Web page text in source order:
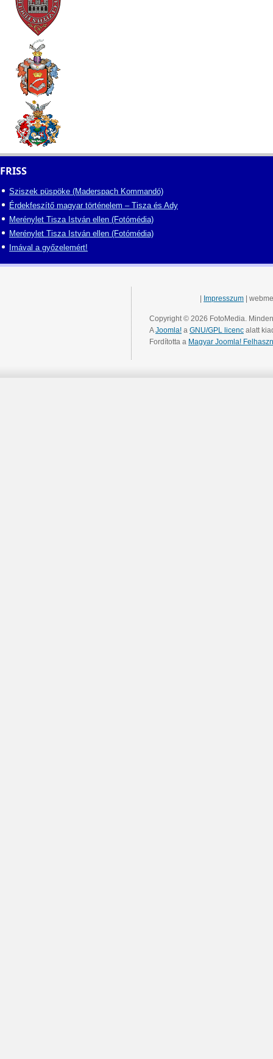
FRISS
Sziszek püspöke (Maderspach Kommandó)
Érdekfeszítő magyar történelem – Tisza és Ady
Merénylet Tisza István ellen (Fotómédia)
Merénylet Tisza István ellen (Fotómédia)
Imával a győzelemért!
Impresszum |
Copyright © 2026 FotoMedia.
AJoomla! a GNU/GPL licenc alatt
Fordította a Magyar Joomla!